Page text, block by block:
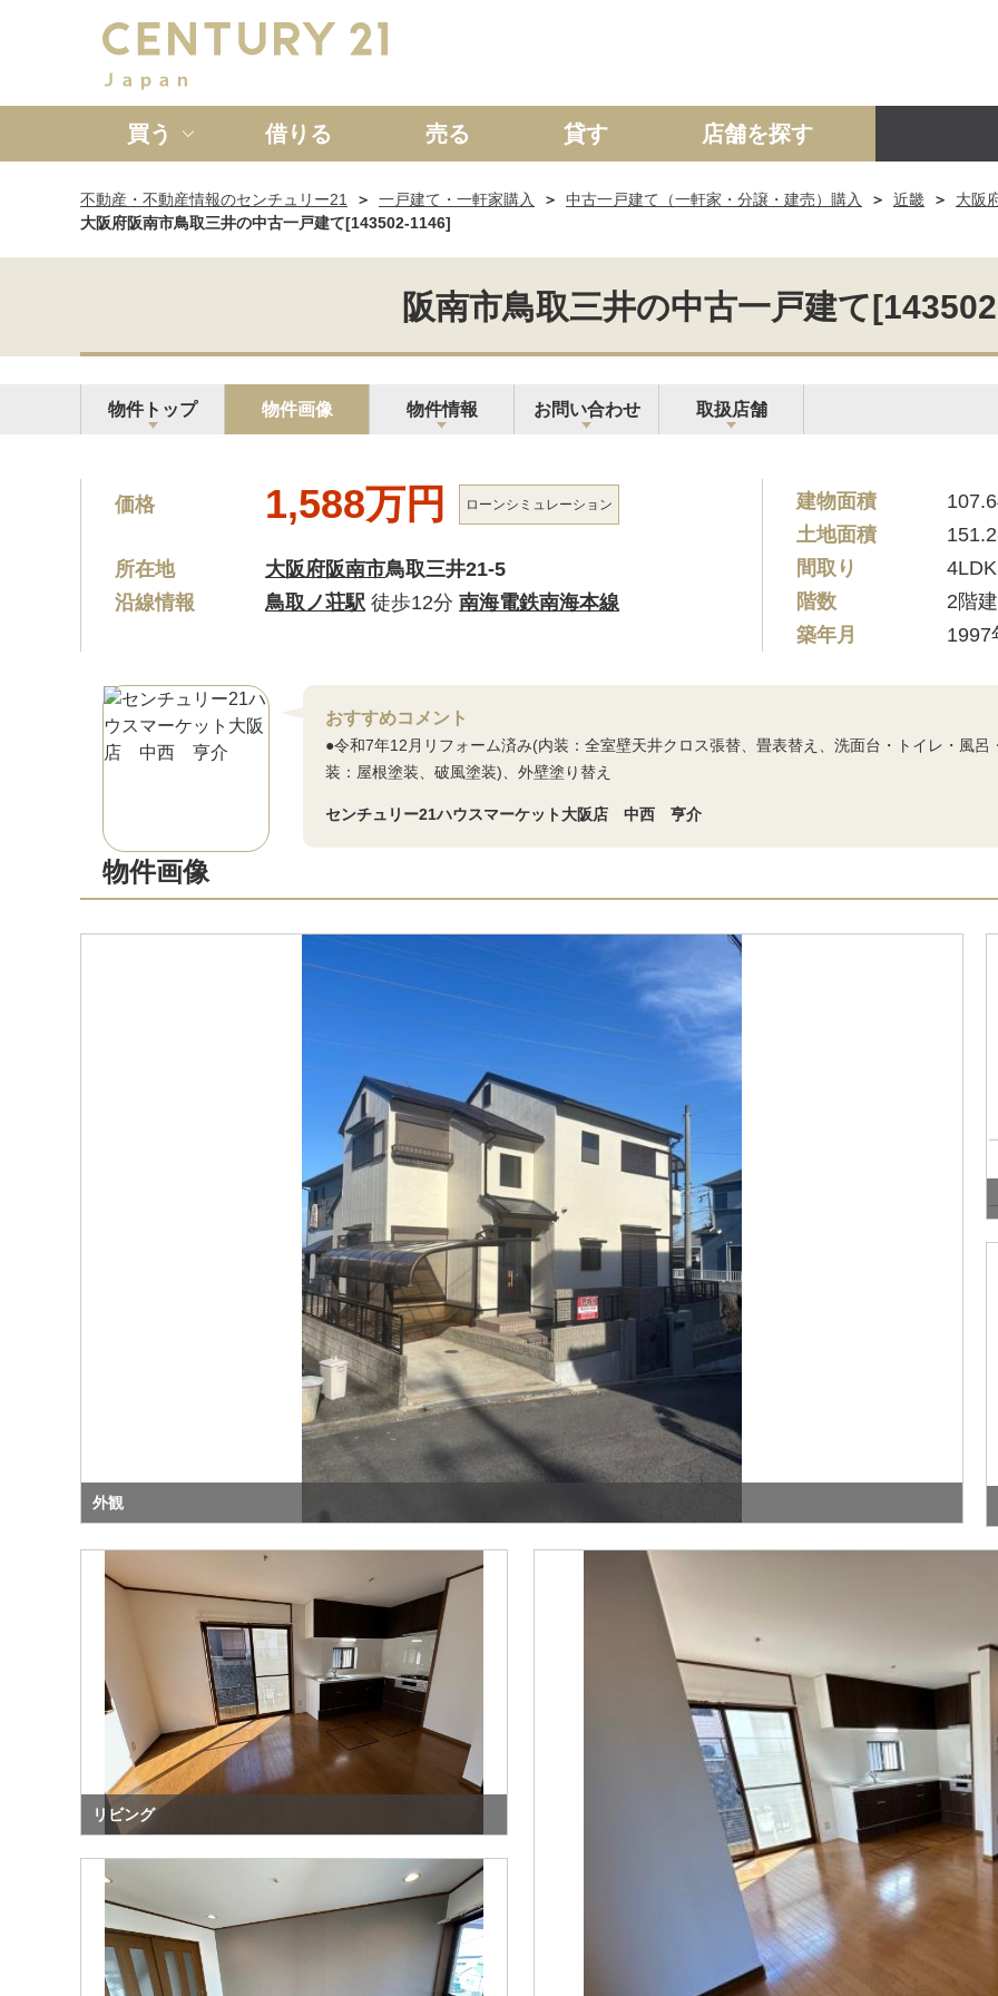
買う
新築一戸建て 中古一戸建て マンション 土地 事業投資用
借りる 売る 貸す 店舗を探す
不動産・不動産情報のセンチュリー21 一戸建て・一軒家購入 中古一戸建て（一軒家・分譲・建売）購入 近畿
大阪
大阪府阪南市鳥取三井の中古一戸建て[143502-1146]
阪南市鳥取三井の中古一戸建て
物件トップ 物件画像 物件情報 お問い合わせ 取扱店舗
価格 1,588万円 ローンシミュレーション
所在地 大阪府阪南市鳥取三井21-5
沿線情報
鳥取ノ荘駅 徒歩12分 南海電鉄南海本線
建物面積
土地面積
間取り
4LDK
階数
2階
築年月
1997
おすすめコメント
●令和7年12月リフォーム済み(内装：全室壁天井クロス張替、畳表替え、洗面台・トイレ・風
装：屋根塗装、破風塗装)、外壁塗り替え
センチュリー21ハウスマーケット大阪店 中西 亨介
物件画像
外観
リビング